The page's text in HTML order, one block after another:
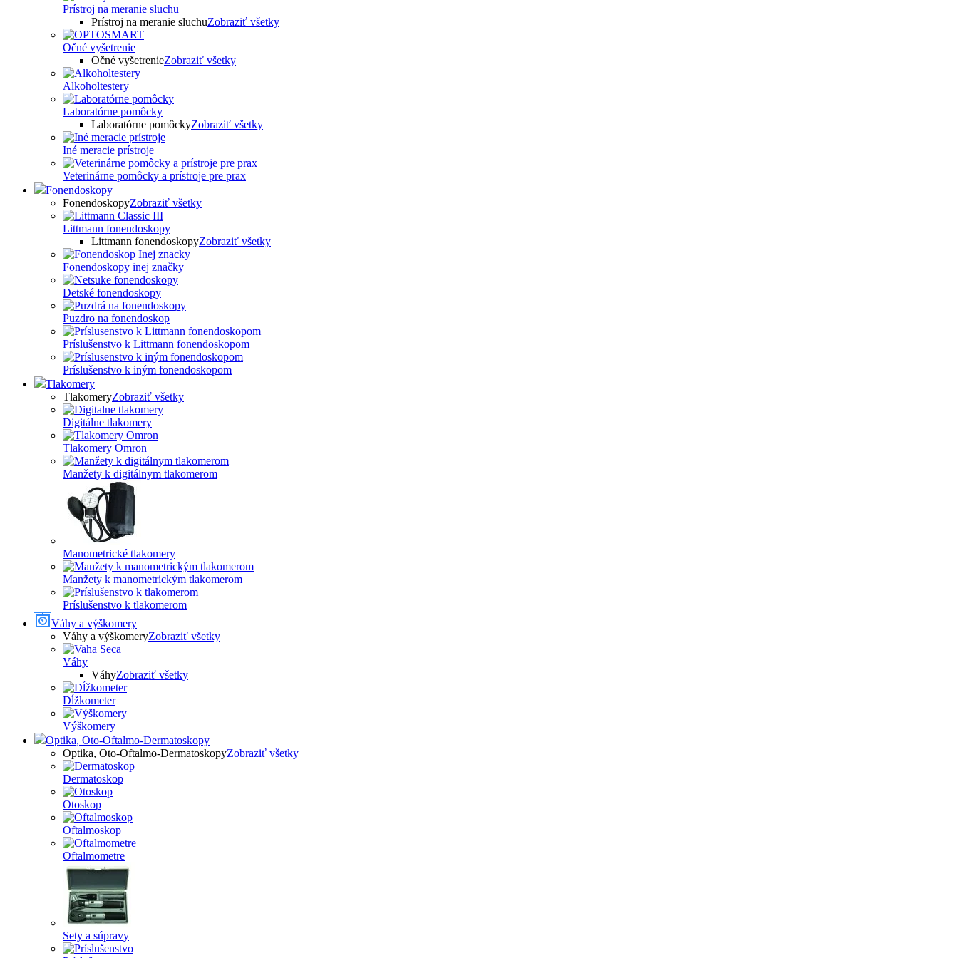
Prístroj na meranie sluchu
Prístroj na meranie sluchuZobraziť všetky
Očné vyšetrenie
Očné vyšetrenieZobraziť všetky
Alkoholtestery
Laboratórne pomôcky
Laboratórne pomôckyZobraziť všetky
Iné meracie prístroje
Veterinárne pomôcky a prístroje pre prax
Fonendoskopy
FonendoskopyZobraziť všetky
Littmann fonendoskopy
Littmann fonendoskopyZobraziť všetky
Fonendoskopy inej značky
Detské fonendoskopy
Puzdro na fonendoskop
Príslušenstvo k Littmann fonendoskopom
Príslušenstvo k iným fonendoskopom
Tlakomery
TlakomeryZobraziť všetky
Digitálne tlakomery
Tlakomery Omron
Manžety k digitálnym tlakomerom
Manometrické tlakomery
Manžety k manometrickým tlakomerom
Príslušenstvo k tlakomerom
Váhy a výškomery
Váhy a výškomeryZobraziť všetky
Váhy
VáhyZobraziť všetky
Dĺžkometer
Výškomery
Optika, Oto-Oftalmo-Dermatoskopy
Optika, Oto-Oftalmo-DermatoskopyZobraziť všetky
Dermatoskop
Otoskop
Oftalmoskop
Oftalmometre
Sety a súpravy